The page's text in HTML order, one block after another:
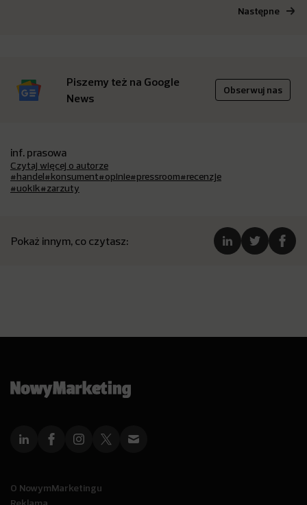
Następne
Piszemy też na Google
News
Obserwuj nas
inf. prasowa
Czytaj więcej o autorze
#handel#konsument#opinie#pressroom#recenzje
#uokik#zarzuty
Pokaż innym, co czytasz:
O NowymMarketingu